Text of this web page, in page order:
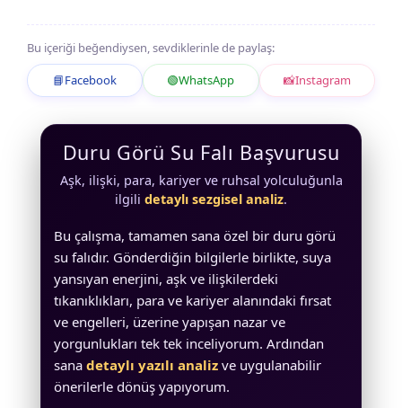
Bu içeriği beğendiysen, sevdiklerinle de paylaş:
📘Facebook 🟢WhatsApp 📸Instagram
Duru Görü Su Falı Başvurusu
Aşk, ilişki, para, kariyer ve ruhsal yolculuğunla
ilgili detaylı sezgisel analiz.
Bu çalışma, tamamen sana özel bir duru görü
su falıdır. Gönderdiğin bilgilerle birlikte, suya
yansıyan enerjini, aşk ve ilişkilerdeki
tıkanıklıkları, para ve kariyer alanındaki fırsat
ve engelleri, üzerine yapışan nazar ve
yorgunlukları tek tek inceliyorum. Ardından
sana detaylı yazılı analiz ve uygulanabilir
önerilerle dönüş yapıyorum.